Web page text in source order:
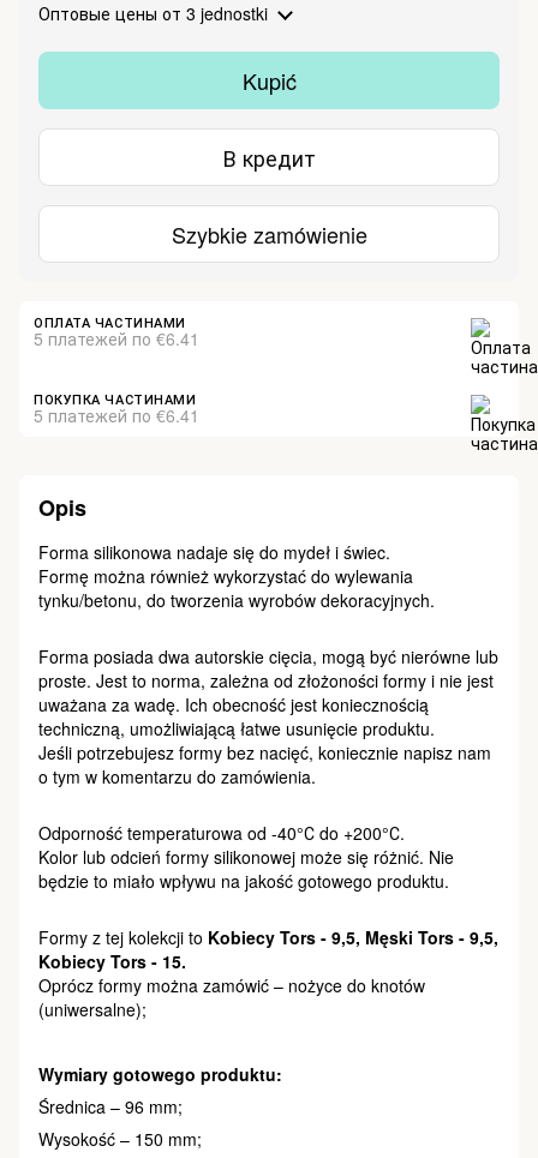
Оптовые цены от 3 jednostki
Kupić
В кредит
Szybkie zamówienie
ОПЛАТА ЧАСТИНАМИ
5 платежей по €6.41
ПОКУПКА ЧАСТИНАМИ
5 платежей по €6.41
Opis
Forma silikonowa nadaje się do mydeł i świec.
Formę można również wykorzystać do wylewania
tynku/betonu, do tworzenia wyrobów dekoracyjnych.
Forma posiada dwa autorskie cięcia, mogą być nierówne lub
proste. Jest to norma, zależna od złożoności formy i nie jest
uważana za wadę. Ich obecność jest koniecznością
techniczną, umożliwiającą łatwe usunięcie produktu.
Jeśli potrzebujesz formy bez nacięć, koniecznie napisz nam
o tym w komentarzu do zamówienia.
Odporność temperaturowa od -40°С do +200°С.
Kolor lub odcień formy silikonowej może się różnić. Nie
będzie to miało wpływu na jakość gotowego produktu.
Formy z tej kolekcji to Kobiecy Tors - 9,5, Męski Tors - 9,5,
Kobiecy Tors - 15.
Oprócz formy można zamówić – nożyce do knotów
(uniwersalne);
Wymiary gotowego produktu:
Średnica – 96 mm;
Wysokość – 150 mm;